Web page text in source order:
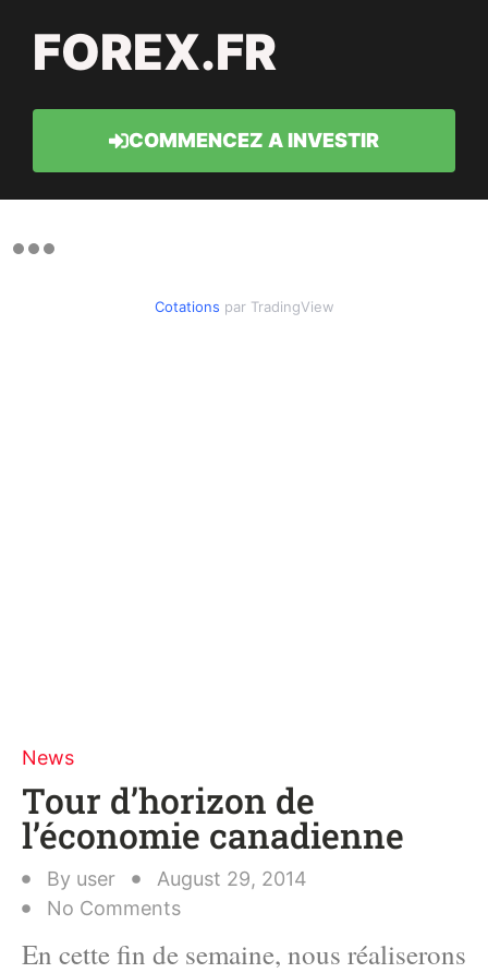
FOREX.FR
COMMENCEZ A INVESTIR
Cotations par TradingView
News
Tour d’horizon de
l’économie canadienne
By user
August 29, 2014
No Comments
En cette fin de semaine, nous réaliserons